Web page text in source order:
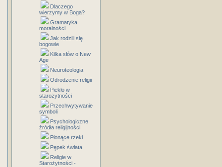
Dlaczego
wierzymy w Boga?
Gramatyka
moralności
Jak rodzili się
bogowie
Kilka słów o New
Age
Neuroteologia
Odrodzenie religii
Piekło w
starożytności
Przechwytywanie
symboli
Psychologiczne
źródła religijności
Płonące rzeki
Pępek świata
Religie w
Starożytności -